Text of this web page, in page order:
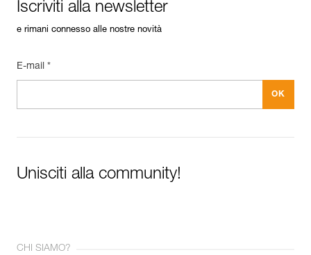
Iscriviti alla newsletter
e rimani connesso alle nostre novità
E-mail *
Unisciti alla community!
CHI SIAMO?